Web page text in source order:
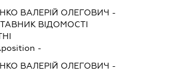
ВАЛЕРІЙ ОЛЕГОВИЧ -
ВІДОМОСТІ
-
ВАЛЕРІЙ ОЛЕГОВИЧ -